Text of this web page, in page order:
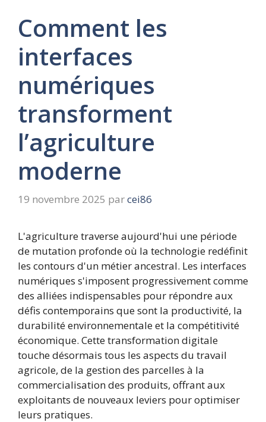
Comment les
interfaces
numériques
transforment
l’agriculture
moderne
19 novembre 2025 parcei86
L'agriculture traverse aujourd'hui une période
de mutation profonde où la technologie redéfinit
les contours d'un métier ancestral. Les interfaces
numériques s'imposent progressivement comme
des alliées indispensables pour répondre aux
défis contemporains que sont la productivité, la
durabilité environnementale et la compétitivité
économique. Cette transformation digitale
touche désormais tous les aspects du travail
agricole, de la gestion des parcelles à la
commercialisation des produits, offrant aux
exploitants de nouveaux leviers pour optimiser
leurs pratiques.